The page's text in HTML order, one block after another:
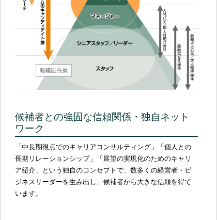
候補者との強固な信頼関係・独自ネット
ワーク
「中長期視点でのキャリアコンサルティング」「個人との
長期リレーションシップ」「展望の実現化のためのキャリ
ア紹介」という独自のコンセプトで、数多くの経営者・ビ
ジネスリーダーを生み出し、候補者から大きな信頼を得て
います。